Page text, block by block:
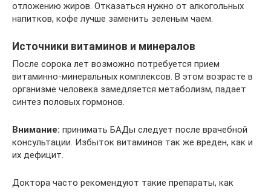
отложению жиров. Отказаться нужно от алкогольных
напитков, кофе лучше заменить зеленым чаем.
Источники витаминов и минералов
После сорока лет возможно потребуется прием
витаминно-минеральных комплексов. В этом возрасте в
организме человека замедляется метаболизм, падает
синтез половых гормонов.
Внимание: принимать БАДы следует после врачебной
консультации. Избыток витаминов так же вреден, как и
их дефицит.
Доктора часто рекомендуют такие препараты, как